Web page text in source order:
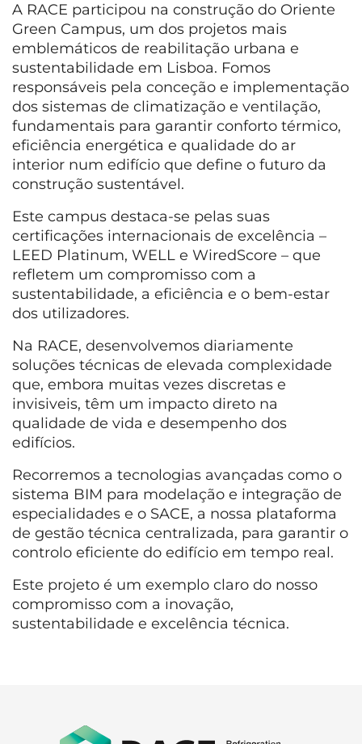
A RACE participou na construção do Oriente
Green Campus, um dos projetos mais
emblemáticos de reabilitação urbana e
sustentabilidade em Lisboa. Fomos
responsáveis pela conceção e implementação
dos sistemas de climatização e ventilação,
fundamentais para garantir conforto térmico,
eficiência energética e qualidade do ar
interior num edifício que define o futuro da
construção sustentável.
Este campus destaca-se pelas suas
certificações internacionais de excelência –
LEED Platinum, WELL e WiredScore – que
refletem um compromisso com a
sustentabilidade, a eficiência e o bem-estar
dos utilizadores.
Na RACE, desenvolvemos diariamente
soluções técnicas de elevada complexidade
que, embora muitas vezes discretas e
invisiveis, têm um impacto direto na
qualidade de vida e desempenho dos
edifícios.
Recorremos a tecnologias avançadas como o
sistema BIM para modelação e integração de
especialidades e o SACE, a nossa plataforma
de gestão técnica centralizada, para garantir o
controlo eficiente do edifício em tempo real.
Este projeto é um exemplo claro do nosso
compromisso com a inovação,
sustentabilidade e excelência técnica.